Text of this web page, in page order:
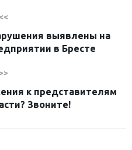
выявлены на
в Бресте
к представителям
Звоните!